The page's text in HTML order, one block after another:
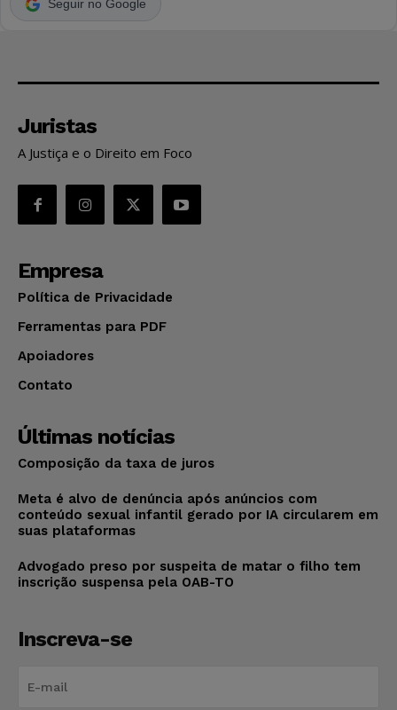
Seguir no Google
Juristas
A Justiça e o Direito em Foco
Empresa
Política de Privacidade
Ferramentas para PDF
Apoiadores
Contato
Últimas notícias
Composição da taxa de juros
Meta é alvo de denúncia após anúncios com
conteúdo sexual infantil gerado por IA circularem em
suas plataformas
Advogado preso por suspeita de matar o filho tem
inscrição suspensa pela OAB-TO
Inscreva-se